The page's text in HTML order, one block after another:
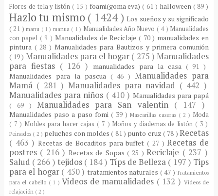
Flores de tela y listón ( 15 ) foami(goma eva)( 61 ) halloween ( 89 )
Hazlo tu mismo ( 1424 )Los sueños y su significado
( 21 )manu ( 1 ) manua ( 1 ) Manualidades Año Nuevo ( 4 ) Manualidades
con papel ( 9 )Manualidades de Reciclaje ( 70 ) manualidades en
pintura ( 28 ) Manualidades para Bautizos y primera comunión
( 19 ) Manualidades para el hogar ( 275 )Manualidades
para fiestas ( 126 ) manualidades para la casa ( 91 )
Manualidades para la pascua ( 46 )Manualidades para
Mamá ( 281 ) Manualidades para navidad ( 442 )
Manualidades para niños ( 410 ) Manualidades para papá
( 69 )Manualidades para San valentin ( 147 )
Manualidades paso a paso fomi ( 39 )Mascarillas caseras ( 2 ) Moda
( 7 ) Moldes para hacer cajas ( 7 ) Moños y diademas de listón ( 3 )
Peinados ( 2 ) peluches con moldes( 81 ) punto cruz( 78 )Recetas
( 463 )Recetas de Bocaditos para buffet( 27 )Recetas de
postres ( 216 ) Recetas de Sopas( 25 )Reciclaje ( 237 )
Salud ( 266 ) tejidos ( 184 ) Típs de Belleza ( 197 ) Tips
para el hogar ( 450 ) tratamientos naturales ( 47 )Tratamientos
para el cabello ( 1 ) Vídeos de manualidades ( 132 ) Vídeos de
relajación ( 2 )